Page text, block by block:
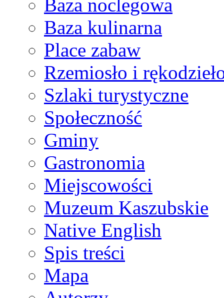
Baza noclegowa
Baza kulinarna
Place zabaw
Rzemiosło i
Szlaki turystyczne
Społeczność
Gminy
Gastronomia
Miejscowości
Muzeum Kaszubskie
Native English
Spis treści
Mapa